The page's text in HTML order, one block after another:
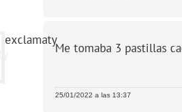
exclamaty
Me tomaba 3 pastillas
25/01/2022 a las 13:37